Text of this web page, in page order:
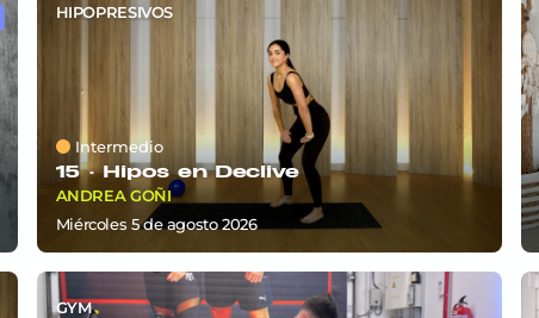
HIPOPRESIVOS
Intermedio
15 ·Hipos en Declive
ANDREA GOÑI
miércoles 5deagosto 2026
GYM